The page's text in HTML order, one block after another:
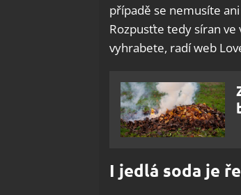
případě se nemusíte
Rozpusťte tedy síran
vyhrabete, radí web
I jedlá soda je